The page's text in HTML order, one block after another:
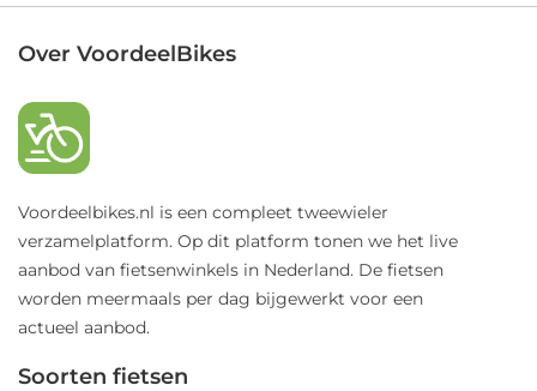
Over VoordeelBikes
Voordeelbikes.nl is een compleet tweewieler
verzamelplatform. Op dit platform tonen we het live
aanbod van fietsenwinkels in Nederland. De fietsen
worden meermaals per dag bijgewerkt voor een
actueel aanbod.
Soorten fietsen